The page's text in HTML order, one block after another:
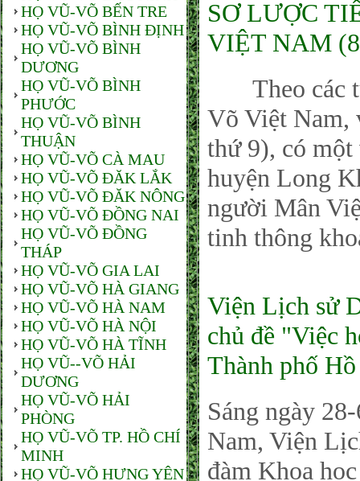
HỌ VŨ-VÕ BẾN TRE
HỌ VŨ-VÕ BÌNH ĐỊNH
HỌ VŨ-VÕ BÌNH
DƯƠNG
HỌ VŨ-VÕ BÌNH
PHƯỚC
HỌ VŨ-VÕ BÌNH
THUẬN
HỌ VŨ-VÕ CÀ MAU
HỌ VŨ-VÕ ĐĂK LẮK
HỌ VŨ-VÕ ĐĂK NÔNG
HỌ VŨ-VÕ ĐỒNG NAI
HỌ VŨ-VÕ ĐỒNG
THÁP
HỌ VŨ-VÕ GIA LAI
HỌ VŨ-VÕ HÀ GIANG
HỌ VŨ-VÕ HÀ NAM
HỌ VŨ-VÕ HÀ NỘI
HỌ VŨ-VÕ HÀ TĨNH
HỌ VŨ--VÕ HẢI
DƯƠNG
HỌ VŨ-VÕ HẢI
PHÒNG
HỌ VŨ-VÕ TP. HỒ CHÍ
MINH
HỌ VŨ-VÕ HƯNG YÊN
SƠ LƯỢC
VIỆT NAM
Theo các
Võ Việt Nam,
thứ 9), có
huyện Long
người Mân
tinh thông
Viện Lịch sử
chủ đề "Việc
Thành phố
Sáng ngày
Nam, Viện
đàm Khoa